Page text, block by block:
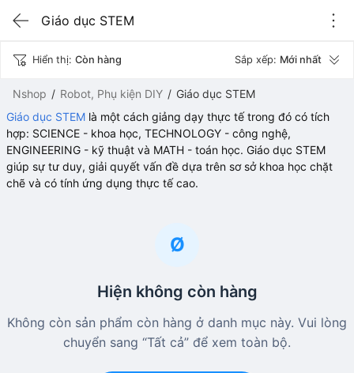
Giáo dục STEM
Nshop Robot, Phụ kiện DIY
Giáo dục STEM
Giáo dục STEM là một cách giảng dạy thực tế trong đó có tích
hợp: SCIENCE - khoa học, TECHNOLOGY - công nghệ,
ENGINEERING - kỹ thuật và MATH - toán học. Giáo dục STEM
giúp sự tư duy, giải quyết vấn đề dựa trên sơ sở khoa học chặt
chẽ và có tính ứng dụng thực tế cao.
Hiển thị: Còn hàng Sắp xếp: Mới nhất
Ø
Hiện không còn hàng
Không còn sản phẩm còn hàng ở danh mục này. Vui lòng
chuyển sang “Tất cả” để xem toàn bộ.